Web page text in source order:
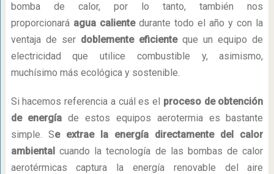
bomba de calor, por lo tanto, también nos
proporcionaráagua caliente durante todo el año y con la
ventaja de ser doblemente eficienteque un equipo de
electricidad que utilice combustible y, asimismo,
muchísimo más ecológica y sostenible.
Si hacemos referencia a cuál es el proceso de obtención
de energía de estos equipos aerotermia es bastante
simple. Se extrae la energía directamente del calor
ambiental cuando la tecnología de las bombas de calor
aerotérmicas captura la energía renovable del aire